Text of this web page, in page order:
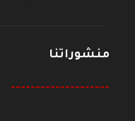
منشوراتنا
--------------------